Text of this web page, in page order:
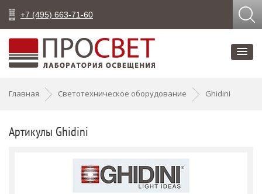
+7 (495) 663-71-60
Главная Светотехническое оборудование Ghidini
Артикулы Ghidini